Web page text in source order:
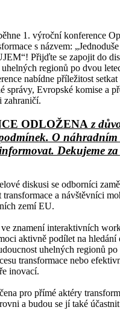
1. výroční konference
s názvem: „Jednoduše
Přijďte se zapojit do
regionů po dvou
nabídne příležitost setkat
správy, Evropské komise a
zahraničí.
ODLOŽENA z
O
Dekujeme
diskusi se odborníci
a návštěvníci
zemí EU.
znamení interaktivních
aktivně podílet na
uhelných regionů
transformace nebo
inovací.
pro přímé aktéry
a budou se jí také